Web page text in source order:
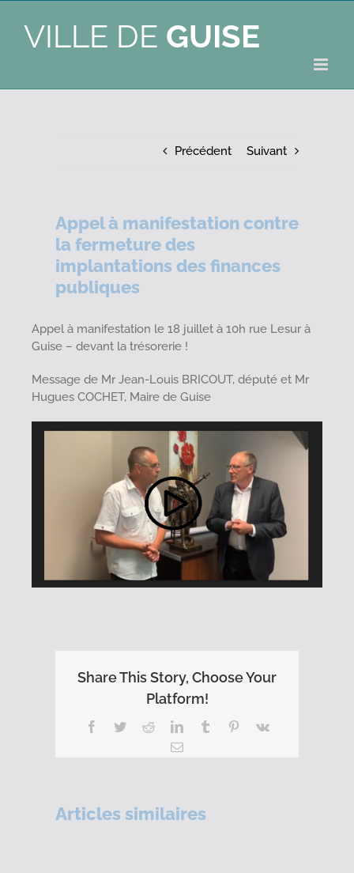
VILLE DE GUISE
Précédent Suivant
Appel à manifestation contre
la fermeture des
implantations des finances
publiques
Appel à manifestation le 18 juillet à 10h rue Lesur à
Guise – devant la trésorerie !
Message de Mr Jean-Louis BRICOUT, député et Mr
Hugues COCHET, Maire de Guise
Share This Story, Choose Your
Platform!
Facebook
TwitterRedditLinkedInTumblr Pinterest
Vk
Email
Articles similaires